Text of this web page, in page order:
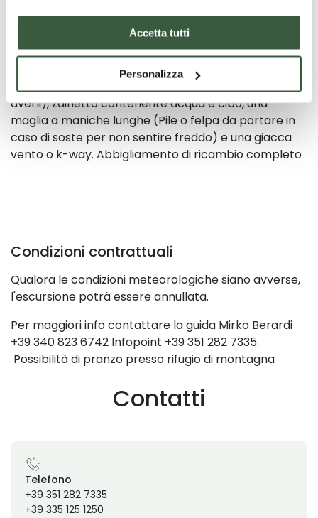
Accetta tutti
Personalizza
escursionismo; pantaloni lunghi leggeri
preferibilmente, scarpe meglio se da trekking
(comunque comode con suola scolpita,
possibilmente alte), t-shirt in tessuto traspirante,
guanti da giardinaggio (non obbligatori ma meglio
averli), zainetto contenente acqua e cibo, una
maglia a maniche lunghe (Pile o felpa da portare in
caso di soste per non sentire freddo) e una giacca
vento o k-way. Abbigliamento di ricambio completo
Condizioni contrattuali
Qualora le condizioni meteorologiche siano avverse,
l'escursione potrà essere annullata.
Per maggiori info contattare la guida Mirko Berardi
+39 340 823 6742 Infopoint +39 351 282 7335.
Possibilità di pranzo presso rifugio di montagna
Contatti
Telefono
+39 351 282 7335
+39 335 125 1250